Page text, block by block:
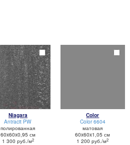
Niagara
Antracit PW
полированная
60x60x0,95 см
1 300 руб./м2
Color
Color 6604
матовая
60x60x1,05 см
1 200 руб./м2